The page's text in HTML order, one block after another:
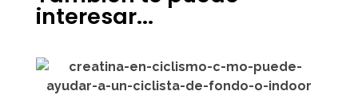
interesar...